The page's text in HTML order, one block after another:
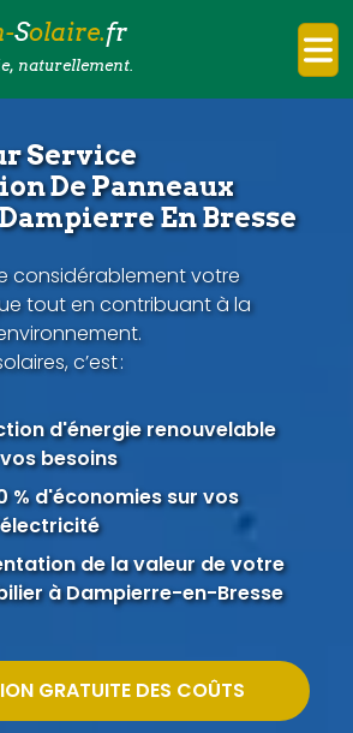
Solaire.fr
naturellement.
Service
De Panneaux
En Bresse
considérablement votre
tout en contribuant à la
c’est :
d'énergie renouvelable
besoins
% d'économies sur vos
de la valeur de votre
à Dampierre-en-Bresse
GRATUITE DES COÛTS